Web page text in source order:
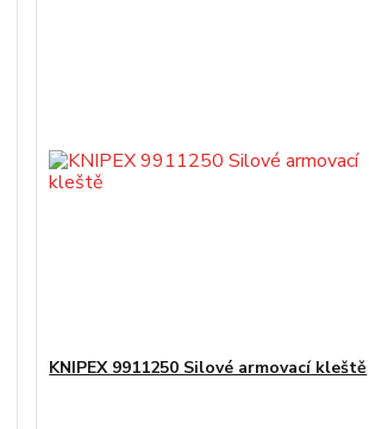
KNIPEX 9911250 Silové armovací kleště